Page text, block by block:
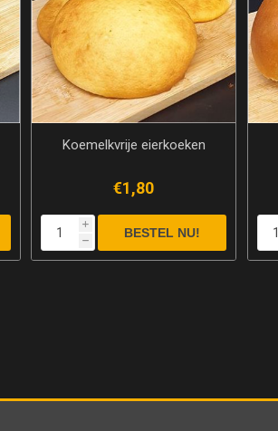
Koemelkvrije eierkoeken
€1,80
i
h